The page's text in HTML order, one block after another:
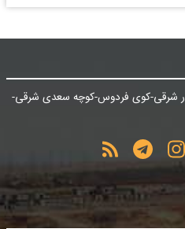
شرقی-کوی فردوس-کوچه سعدی شرقی-